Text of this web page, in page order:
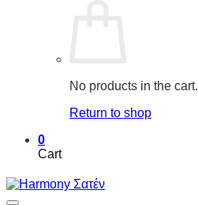
No products in the cart.
Return to shop
0
Cart